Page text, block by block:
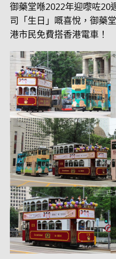
御藥堂喺2022年迎嚟咗20
司「生日」嘅喜悅，御藥
港市民免費搭香港電車！